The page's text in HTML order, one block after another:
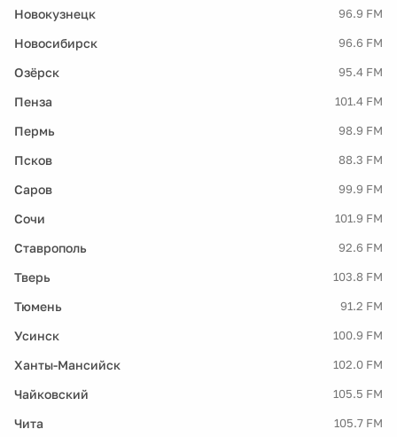
Новокузнецк 96.9 FM
Новосибирск 96.6 FM
Озёрск 95.4 FM
Пенза 101.4 FM
Пермь 98.9 FM
Псков 88.3 FM
Саров 99.9 FM
Сочи 101.9 FM
Ставрополь 92.6 FM
Тверь 103.8 FM
Тюмень 91.2 FM
Усинск 100.9 FM
Ханты-Мансийск 102.0 FM
Чайковский 105.5 FM
Чита 105.7 FM